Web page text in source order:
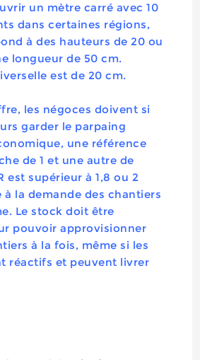
un mètre carré avec 10
dans certaines régions,
à des hauteurs de 20 ou
longueur de 50 cm.
est de 20 cm.
les négoces doivent si
garder le parpaing
une référence
de 1 et une autre de
est supérieur à 1,8 ou 2
la demande des chantiers
Le stock doit être
pouvoir approvisionner
à la fois, même si les
réactifs et peuvent livrer